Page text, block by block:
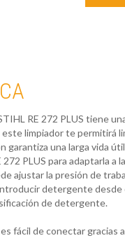
RE 272 PLUS tiene
limpiador te permitirá
garantiza una larga vida
PLUS para adaptarla
ajustar la presión de
detergente
de detergente.
fácil de conectar gracias